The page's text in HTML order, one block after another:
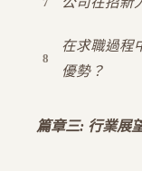
在求職過程
優勢？
篇章三: 行業展